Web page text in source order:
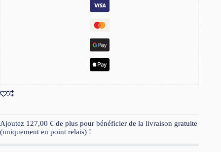
Ajoutez 127,00 € de plus pour bénéficier de la livraison gratuite
(uniquement en point relais) !